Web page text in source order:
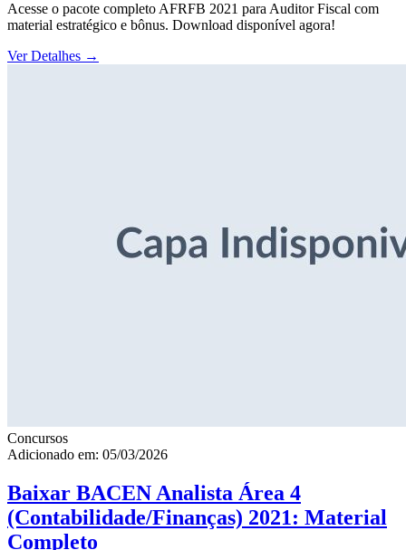
Acesse o pacote completo AFRFB 2021 para Auditor Fiscal com
material estratégico e bônus. Download disponível agora!
Ver Detalhes →
Concursos
Adicionado em: 05/03/2026
Baixar BACEN Analista Área 4
(Contabilidade/Finanças) 2021: Material
Completo